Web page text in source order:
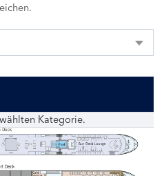
Kategorie.